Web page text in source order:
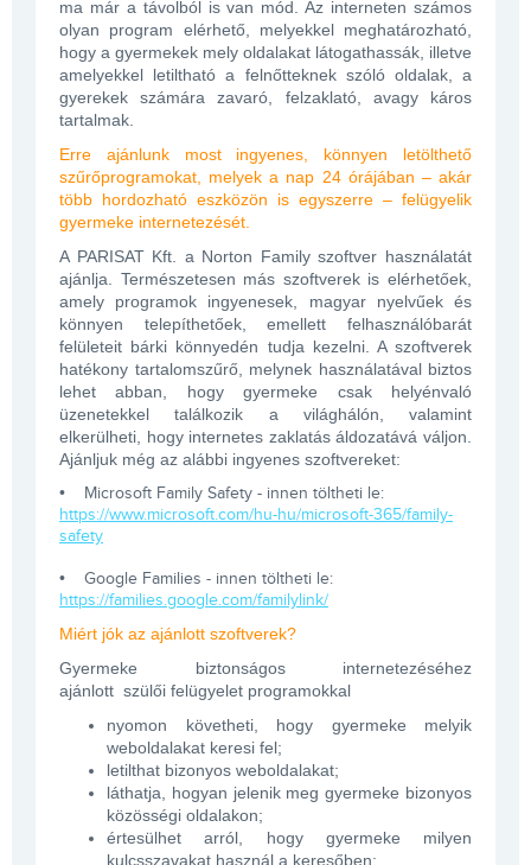
ma már a távolból is van mód. Az interneten számos
olyan program elérhető, melyekkel meghatározható,
hogy a gyermekek mely oldalakat látogathassák, illetve
amelyekkel letiltható a felnőtteknek szóló oldalak, a
gyerekek számára zavaró, felzaklató, avagy káros
tartalmak.
Erre ajánlunk most ingyenes, könnyen letölthető
szűrőprogramokat, melyek a nap 24 órájában – akár
több hordozható eszközön is egyszerre – felügyelik
gyermeke internetezését.
A PARISAT Kft. a Norton Family szoftver használatát
ajánlja. Természetesen más szoftverek is elérhetőek,
amely programok ingyenesek, magyar nyelvűek és
könnyen telepíthetőek, emellett felhasználóbarát
felületeit bárki könnyedén tudja kezelni. A szoftverek
hatékony tartalomszűrő, melynek használatával biztos
lehet abban, hogy gyermeke csak helyénvaló
üzenetekkel találkozik a világhálón, valamint
elkerülheti, hogy internetes zaklatás áldozatává váljon.
Ajánljuk még az alábbi ingyenes szoftvereket:
• Microsoft Family Safety - innen töltheti le:
https://www.microsoft.com/hu-hu/microsoft-365/family-
safety
• Google Families - innen töltheti le:
https://families.google.com/familylink/
Miért jók az ajánlott szoftverek?
Gyermeke biztonságos internetezéséhez
ajánlott szülői felügyelet programokkal
nyomon követheti, hogy gyermeke melyik
weboldalakat keresi fel;
letilthat bizonyos weboldalakat;
láthatja, hogyan jelenik meg gyermeke bizonyos
közösségi oldalakon;
értesülhet arról, hogy gyermeke milyen
kulcsszavakat használ a keresőben;